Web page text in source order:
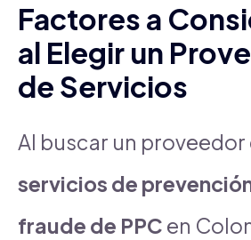
Factores a
al Elegir un
de Servicios
Al buscar un proveedor
servicios de
fraude de PPC en